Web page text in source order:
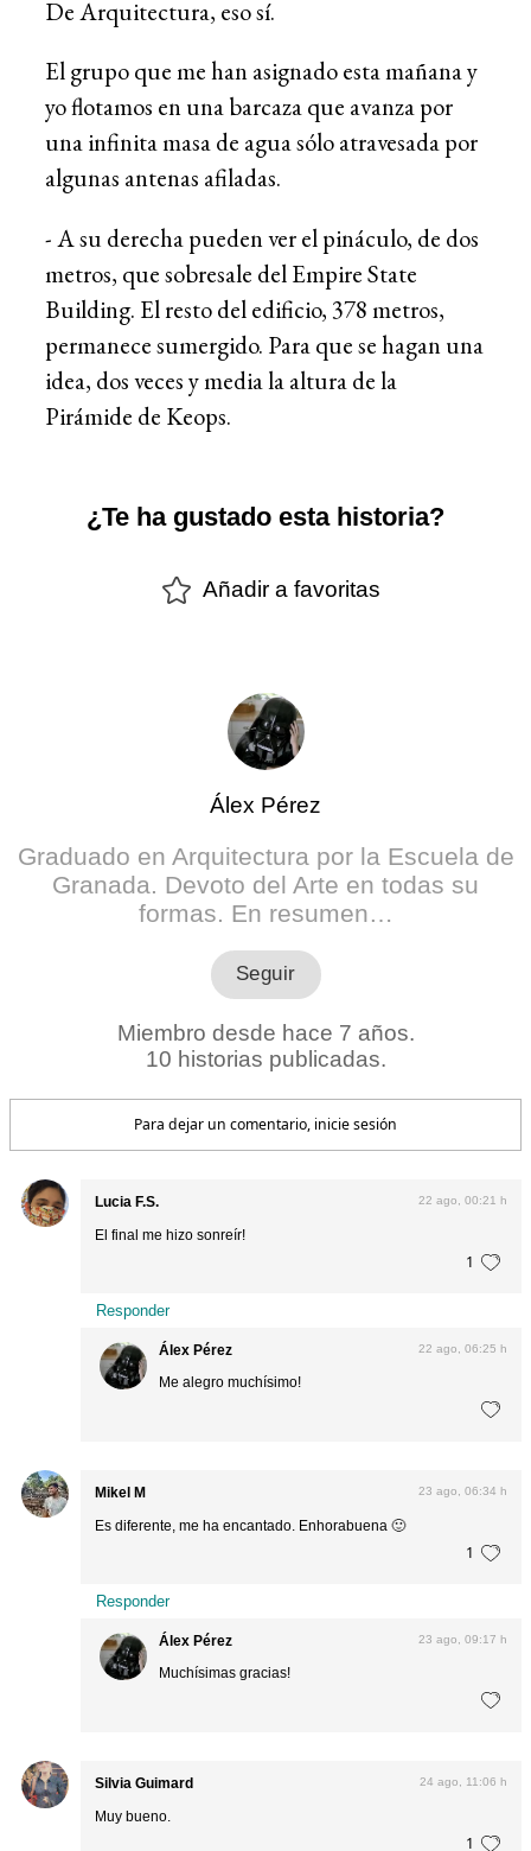
De Arquitectura, eso sí.
El grupo que me han asignado esta mañana y
yo flotamos en una barcaza que avanza por
una infinita masa de agua sólo atravesada por
algunas antenas afiladas.
- A su derecha pueden ver el pináculo, de dos
metros, que sobresale del Empire State
Building. El resto del edificio, 378 metros,
permanece sumergido. Para que se hagan una
idea, dos veces y media la altura de la
Pirámide de Keops.
¿Te ha gustado esta historia?
Añadir a favoritas
Álex Pérez
Graduado en Arquitectura por la Escuela de
Granada. Devoto del Arte en todas su
formas. En resumen…
Miembro desde hace 7 años.
10 historias publicadas.
Para dejar un comentario, inicie sesión
Lucia F.S. 22 ago, 00:21 h
El final me hizo sonreír!
1
Responder
Álex Pérez 22 ago, 06:25 h
Me alegro muchísimo!
Mikel M 23 ago, 06:34 h
Es diferente, me ha encantado. Enhorabuena 🙂
1
Responder
Álex Pérez 23 ago, 09:17 h
Muchísimas gracias!
Silvia Guimard 24 ago, 11:06 h
Muy bueno.
1